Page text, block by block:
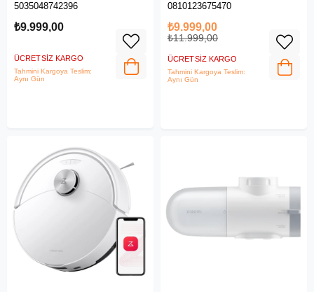
5035048742396
₺9.999,00
ÜCRETSIZ KARGO
Tahmini Kargoya Teslim:
Aynı Gün
0810123675470
₺9.999,00
₺11.999,00
ÜCRETSIZ KARGO
Tahmini Kargoya Teslim:
Aynı Gün